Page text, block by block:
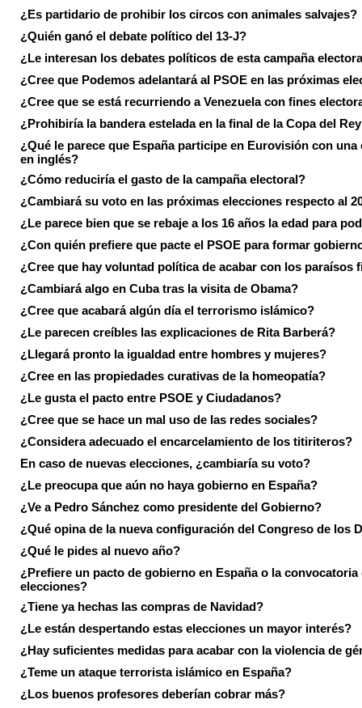
¿Es partidario de prohibir los circos con animales salvajes?
¿Quién ganó el debate político del 13-J?
¿Le interesan los debates políticos de esta campaña
¿Cree que Podemos adelantará al PSOE en las próximas
¿Cree que se está recurriendo a Venezuela con fines
¿Prohibiría la bandera estelada en la final de la Copa del
¿Qué le parece que España participe en Eurovisión con una
en inglés?
¿Cómo reduciría el gasto de la campaña electoral?
¿Cambiará su voto en las próximas elecciones respecto al
¿Le parece bien que se rebaje a los 16 años la edad para
¿Con quién prefiere que pacte el PSOE para formar
¿Cree que hay voluntad política de acabar con los paraísos
¿Cambiará algo en Cuba tras la visita de Obama?
¿Cree que acabará algún día el terrorismo islámico?
¿Le parecen creíbles las explicaciones de Rita Barberá?
¿Llegará pronto la igualdad entre hombres y mujeres?
¿Cree en las propiedades curativas de la homeopatía?
¿Le gusta el pacto entre PSOE y Ciudadanos?
¿Cree que se hace un mal uso de las redes sociales?
¿Considera adecuado el encarcelamiento de los titiriteros?
En caso de nuevas elecciones, ¿cambiaría su voto?
¿Le preocupa que aún no haya gobierno en España?
¿Ve a Pedro Sánchez como presidente del Gobierno?
¿Qué opina de la nueva configuración del Congreso de los
¿Qué le pides al nuevo año?
¿Prefiere un pacto de gobierno en España o la convocatoria
elecciones?
¿Tiene ya hechas las compras de Navidad?
¿Le están despertando estas elecciones un mayor interés?
¿Hay suficientes medidas para acabar con la violencia de
¿Teme un ataque terrorista islámico en España?
¿Los buenos profesores deberían cobrar más?